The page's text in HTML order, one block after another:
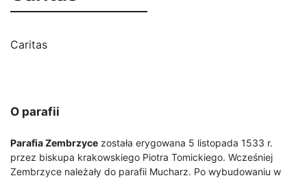
Caritas
O parafii
Parafia Zembrzyce została erygowana 5 listopada 1533 r.
przez biskupa krakowskiego Piotra Tomickiego. Wcześniej
Zembrzyce należały do parafii Mucharz. Po wybudowaniu w